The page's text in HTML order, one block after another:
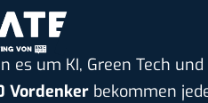
um KI, Green Tech und
Vordenkerbekommen